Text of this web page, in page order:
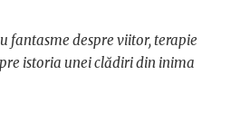
fantasme despre viitor, terapie
istoria unei clădiri din inima